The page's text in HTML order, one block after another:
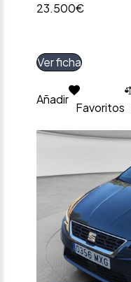
23.500€
Ver ficha
Añadir
Favoritos